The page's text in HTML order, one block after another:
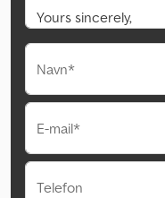
Navn*
E-mail*
Telefon